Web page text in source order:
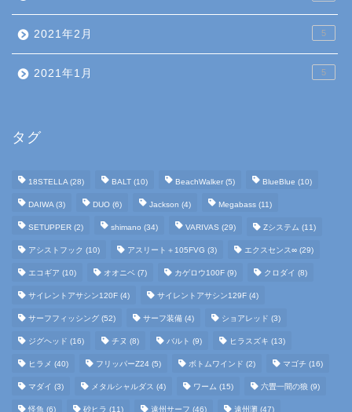
2021年2月 5
2021年1月 5
タグ
18STELLA(28) BALT (10) BeachWalker (5) BlueBlue (10)
DAIWA(3) DUO (6) Jackson (4) Megabass (11)
SETUPPER (2) shimano (34) VARIVAS (29) Zシステム (11)
アシストフック (10) アスリート＋105FVG (3) エクスセンス∞ (29)
エコギア (10) オオニベ (7) カゲロウ100F (9) クロダイ (8)
サイレントアサシン120F (4) サイレントアサシン129F (4)
サーフフィッシング (52) サーフ装備 (4) ショアレッド (3)
ジグヘッド (16) チヌ (8) バルト (9) ヒラスズキ (13)
ヒラメ (40) フリッパーZ24 (5) ボトムワインド (2) マゴチ (16)
マダイ (3) メタルシャルダス (4) ワーム (15) 六畳一間の狼 (9)
怪魚 (6) 砂ヒラ (11) 遠州サーフ (46) 遠州灘 (47)
サーフ装備